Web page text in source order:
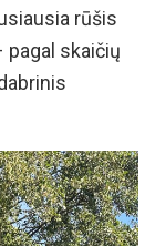
rūšis
pagal skaičių